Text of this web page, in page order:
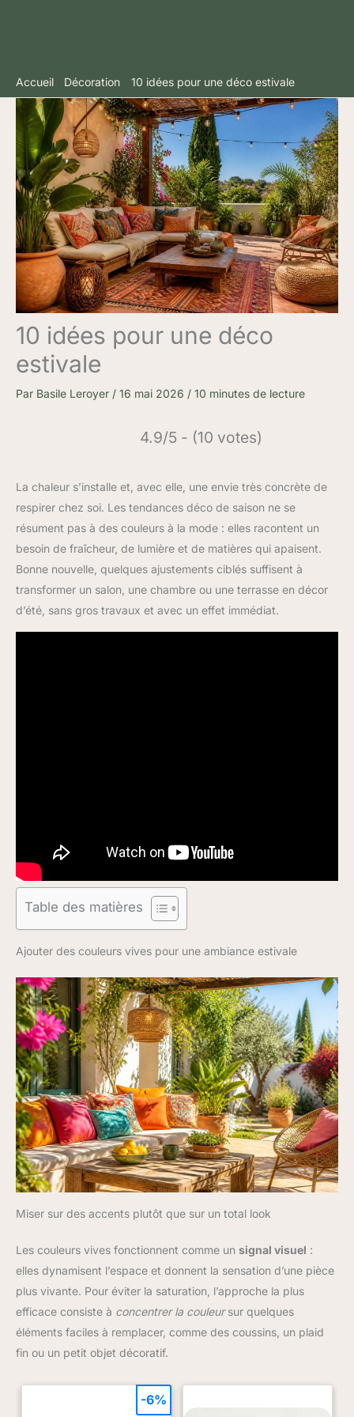
Accueil Décoration 10 idées pour une déco estivale
10 idées pour une déco
estivale
Par Basile Leroyer / 16 mai 2026 / 10 minutes de lecture
4.9/5 - (10 votes)
La chaleur s’installe et, avec elle, une envie très concrète de
respirer chez soi. Les tendances déco de saison ne se
résument pas à des couleurs à la mode : elles racontent un
besoin de fraîcheur, de lumière et de matières qui apaisent.
Bonne nouvelle, quelques ajustements ciblés suffisent à
transformer un salon, une chambre ou une terrasse en décor
d’été, sans gros travaux et avec un effet immédiat.
Table des matières
Ajouter des couleurs vives pour une ambiance estivale
Miser sur des accents plutôt que sur un total look
Les couleurs vives fonctionnent comme un signal visuel :
elles dynamisent l’espace et donnent la sensation d’une pièce
plus vivante. Pour éviter la saturation, l’approche la plus
efficace consiste à concentrer la couleursur quelques
éléments faciles à remplacer, comme des coussins, un plaid
fin ou un petit objet décoratif.
-6%